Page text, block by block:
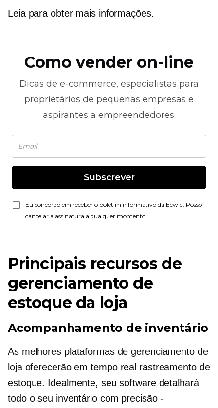
Leia para obter mais informações.
Como vender on-line
Dicas de e-commerce, especialistas para
proprietários de pequenas empresas e
aspirantes a empreendedores.
Subscrever
Eu concordo em receber o boletim informativo da Ecwid. Posso
cancelar a assinatura a qualquer momento.
Principais recursos de
gerenciamento de
estoque da loja
Acompanhamento de inventário
As melhores plataformas de gerenciamento de
loja oferecerãoem tempo real rastreamento de
estoque. Idealmente, seu software detalhará
todo o seu inventário com precisão -